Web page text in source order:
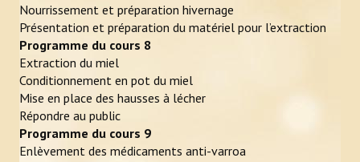
Nourrissement et préparation hivernage
Présentation et préparation du matériel pour l’extraction
Programme du cours 8
Extraction du miel
Conditionnement en pot du miel
Mise en place des hausses à lécher
Répondre au public
Programme du cours 9
Enlèvement des médicaments anti-varroa